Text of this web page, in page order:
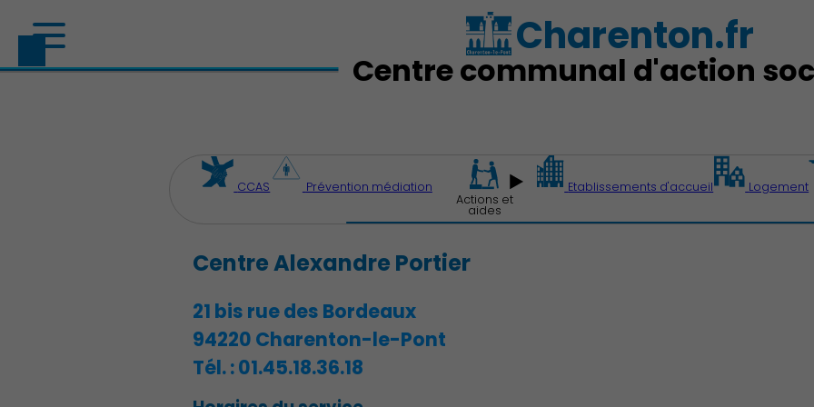
Charenton.fr
Centre communal d'action
CCAS
Prévention médiation
Actions et
aides
Etablissements d'accueil Logement
Centre Alexandre Portier
21 bis rue des Bordeaux
94220 Charenton-le-Pont
Tél. :01.45.18.36.18